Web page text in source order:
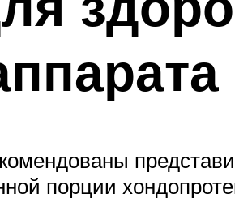
порции